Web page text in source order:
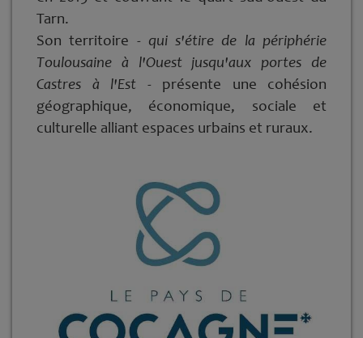
Tarn.
Son territoire - qui s'étire de la périphérie
Toulousaine à l'Ouest jusqu'aux portes de
Castres à l'Est -présente une cohésion
géographique, économique, sociale et
culturelle alliant espaces urbains et ruraux.